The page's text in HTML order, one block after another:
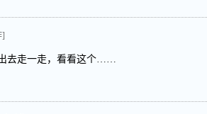
去走一走，看看这个……